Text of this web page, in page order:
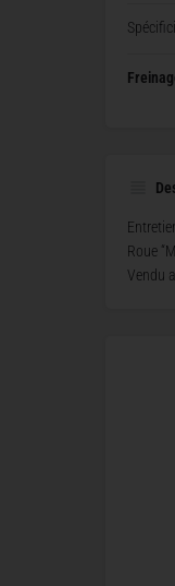
Roue
Vendu